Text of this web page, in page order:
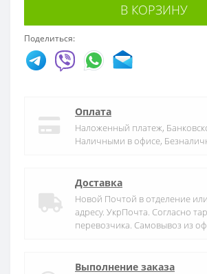
В КОРЗИНУ
Поделиться:
Оплата
Наложенный платеж,
Наличными в офисе,
Доставка
Новой Почтой в отделение
адресу. УкрПочта. Согласно
перевозчика. Самовывоз из
Выполнение заказа